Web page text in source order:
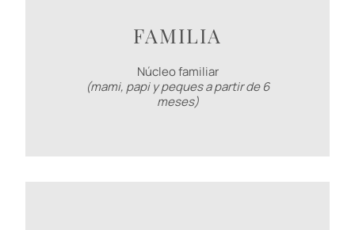
FAMILIA
Núcleo familiar
(mami, papi y peques a partir de 6
meses)